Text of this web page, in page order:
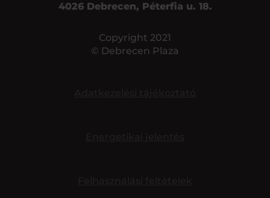
4026 Debrecen, Péterfia u. 18.
Copyright 2021
© Debrecen Plaza